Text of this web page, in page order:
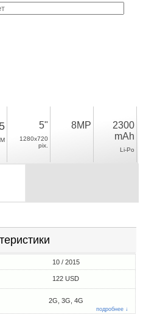
5"
1280x720
pix.
8MP
2300
mAh
Li-Po
10 / 2015
122 USD
2G, 3G, 4G
подробнее ↓